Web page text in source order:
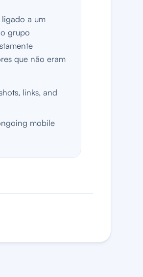
a um
grupo
que não eram
links, and
mobile